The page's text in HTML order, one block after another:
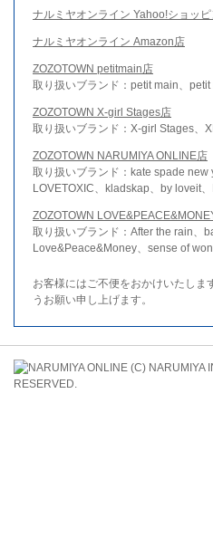
ナルミヤオンライン Yahoo!ショッ
ナルミヤオンライン Amazon店
ZOZOTOWN petitmain店
取り扱いブランド：petit main、
ZOZOTOWN X-girl Stages店
取り扱いブランド：X-girl Stages、
ZOZOTOWN NARUMIYA ONLINE店
取り扱いブランド：kate spade new
LOVETOXIC、kladskap、by loveit
ZOZOTOWN
取り扱いブランド：After the rain、
Love&Peace&Money、sense of
お客様にはご不便をおかけいたしま
うお願い申し上げます。